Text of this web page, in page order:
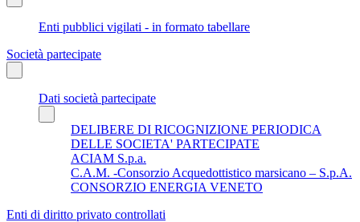
Enti pubblici vigilati - in formato tabellare
Società partecipate
Dati società partecipate
DELIBERE DI RICOGNIZIONE PERIODICA
DELLE SOCIETA' PARTECIPATE
ACIAM S.p.a.
C.A.M. -Consorzio Acquedottistico marsicano – S.p.A.
CONSORZIO ENERGIA VENETO
Enti di diritto privato controllati